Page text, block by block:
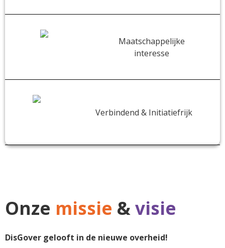
Maatschappelijke
interesse
Verbindend & Initiatiefrijk
Onze missie &visie
DisGover gelooft in de nieuwe overheid!